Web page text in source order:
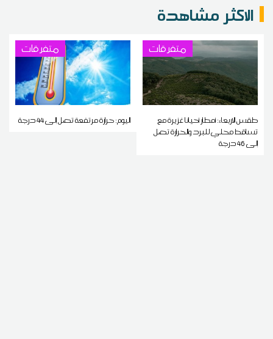
الاكثر مشاهدة
متفرقات
طقس الاربعاء: أمطار أحيانا غزيرة مع
تساقط محلي للبرد والحرارة تصل
إلى 46 درجة
متفرقات
اليوم: حرارة مرتفعة تصل إلى 44 درجة